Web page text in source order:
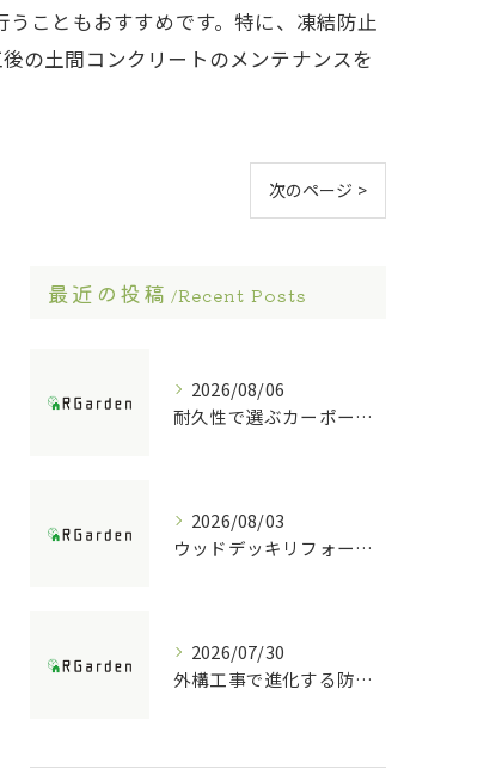
こともおすすめです。特に、凍結防止
の土間コンクリートのメンテナンスを
次のページ >
最近の投稿 Recent Posts
2026/08/06
耐久性で選ぶカーポート素材の特徴
2026/08/03
ウッドデッキリフォームの重要ポイント解説
2026/07/30
外構工事で進化する防犯ポストの技術